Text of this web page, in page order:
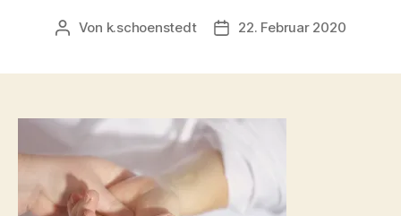
Beitragsautor
Von k.schoenstedt Beitragsdatum
22. Februar 2020